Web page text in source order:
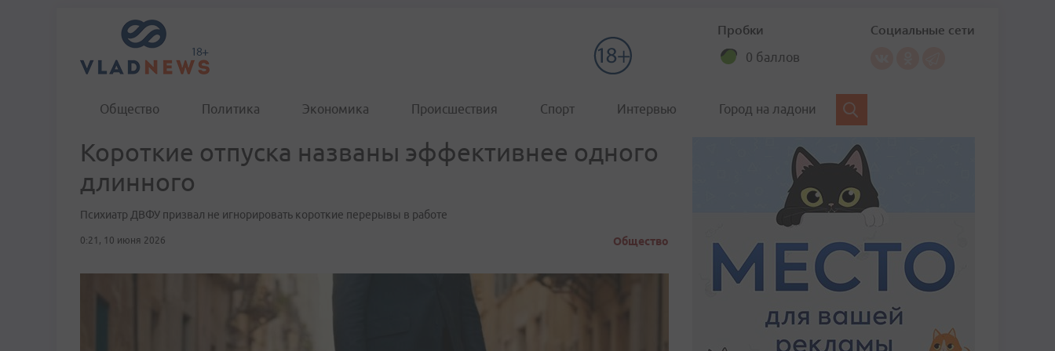
Пробки
0 баллов
Социальные сети
Общество Политика Экономика Происшествия Спорт Интервью Город на ладони
Короткие отпуска названы эффективнее одного
длинного
Психиатр ДВФУ призвал не игнорировать короткие перерывы в работе
0:21, 10 июня 2026 Общество